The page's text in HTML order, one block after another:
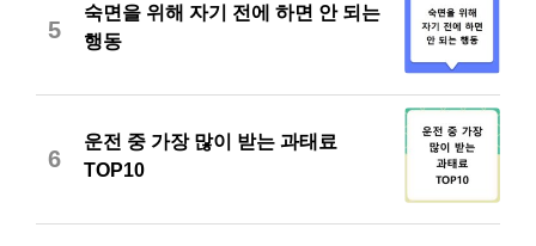
5
숙면을 위해 자기 전에 하면 안 되는
행동
6
운전 중 가장 많이 받는 과태료
TOP10